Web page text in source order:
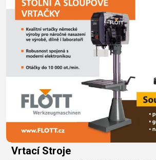
Vrtací Stroje